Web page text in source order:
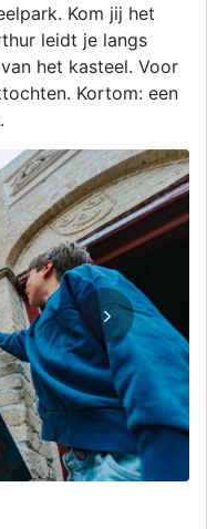
Kom jij het
leidt je langs
het kasteel. Voor
Kortom: een